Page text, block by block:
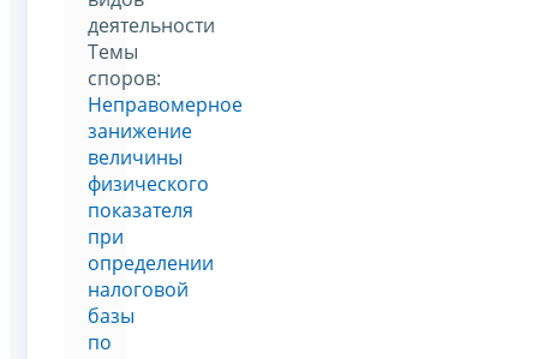
деятельности
Темы
споров:
Неправомерное
занижение
величины
физического
показателя
при
определении
налоговой
базы
по